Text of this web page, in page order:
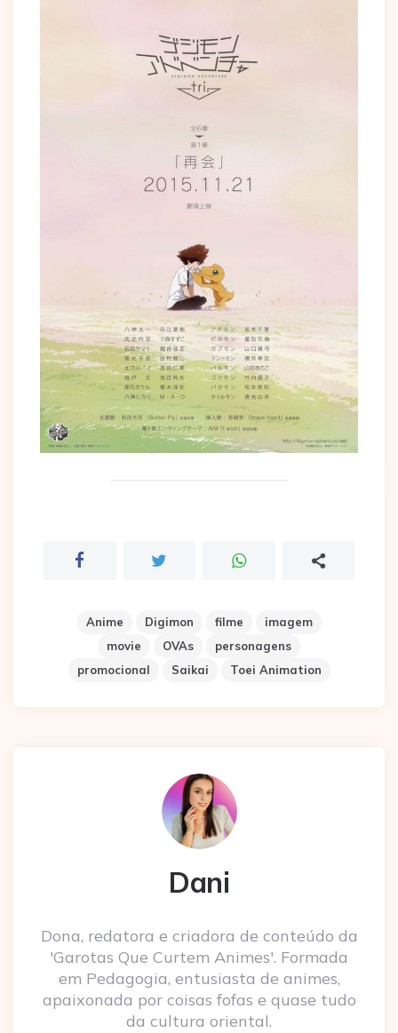
Anime Digimon filme
imagem
movie
OVAs
personagens
promocional
Saikai Toei Animation
Dani
Dona, redatora e criadora de conteúdo da
'Garotas Que Curtem Animes'. Formada
em Pedagogia, entusiasta de animes,
apaixonada por coisas fofas e quase tudo
da cultura oriental.